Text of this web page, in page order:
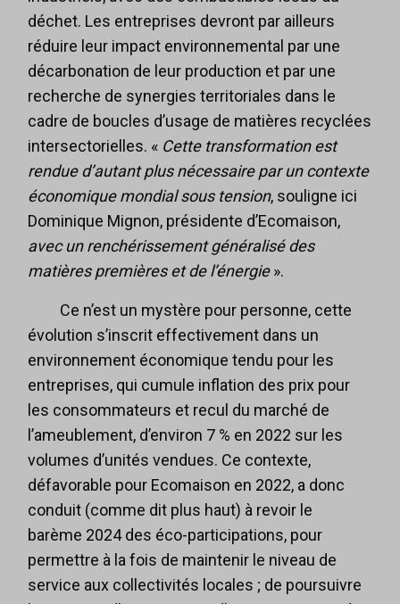
déchet. Les entreprises devront par ailleurs
réduire leur impact environnemental par une
décarbonation de leur production et par une
recherche de synergies territoriales dans le
cadre de boucles d’usage de matières recyclées
intersectorielles. « Cette transformation est
rendue d’autant plus nécessaire par un contexte
économique mondial sous tension, souligne ici
Dominique Mignon, présidente d’Ecomaison,
avec un renchérissement généralisé des
matières premières et de l’énergie».
Ce n’est un mystère pour personne, cette
évolution s’inscrit effectivement dans un
environnement économique tendu pour les
entreprises, qui cumule inflation des prix pour
les consommateurs et recul du marché de
l’ameublement, d’environ 7 % en 2022 sur les
volumes d’unités vendues. Ce contexte,
défavorable pour Ecomaison en 2022, a donc
conduit (comme dit plus haut) à revoir le
barème 2024 des éco-participations, pour
permettre à la fois de maintenir le niveau de
service aux collectivités locales ; de poursuivre